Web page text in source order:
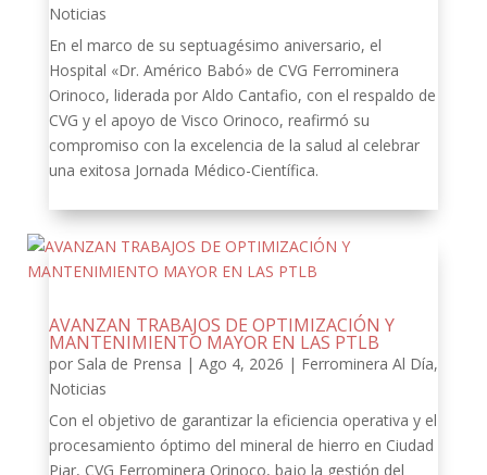
Noticias
En el marco de su septuagésimo aniversario, el
Hospital «Dr. Américo Babó» de CVG Ferrominera
Orinoco, liderada por Aldo Cantafio, con el respaldo de
CVG y el apoyo de Visco Orinoco, reafirmó su
compromiso con la excelencia de la salud al celebrar
una exitosa Jornada Médico-Científica.
AVANZAN TRABAJOS DE OPTIMIZACIÓN Y
MANTENIMIENTO MAYOR EN LAS PTLB
por Sala de Prensa | Ago 4, 2026 | Ferrominera Al Día,
Noticias
Con el objetivo de garantizar la eficiencia operativa y el
procesamiento óptimo del mineral de hierro en Ciudad
Piar, CVG Ferrominera Orinoco, bajo la gestión del